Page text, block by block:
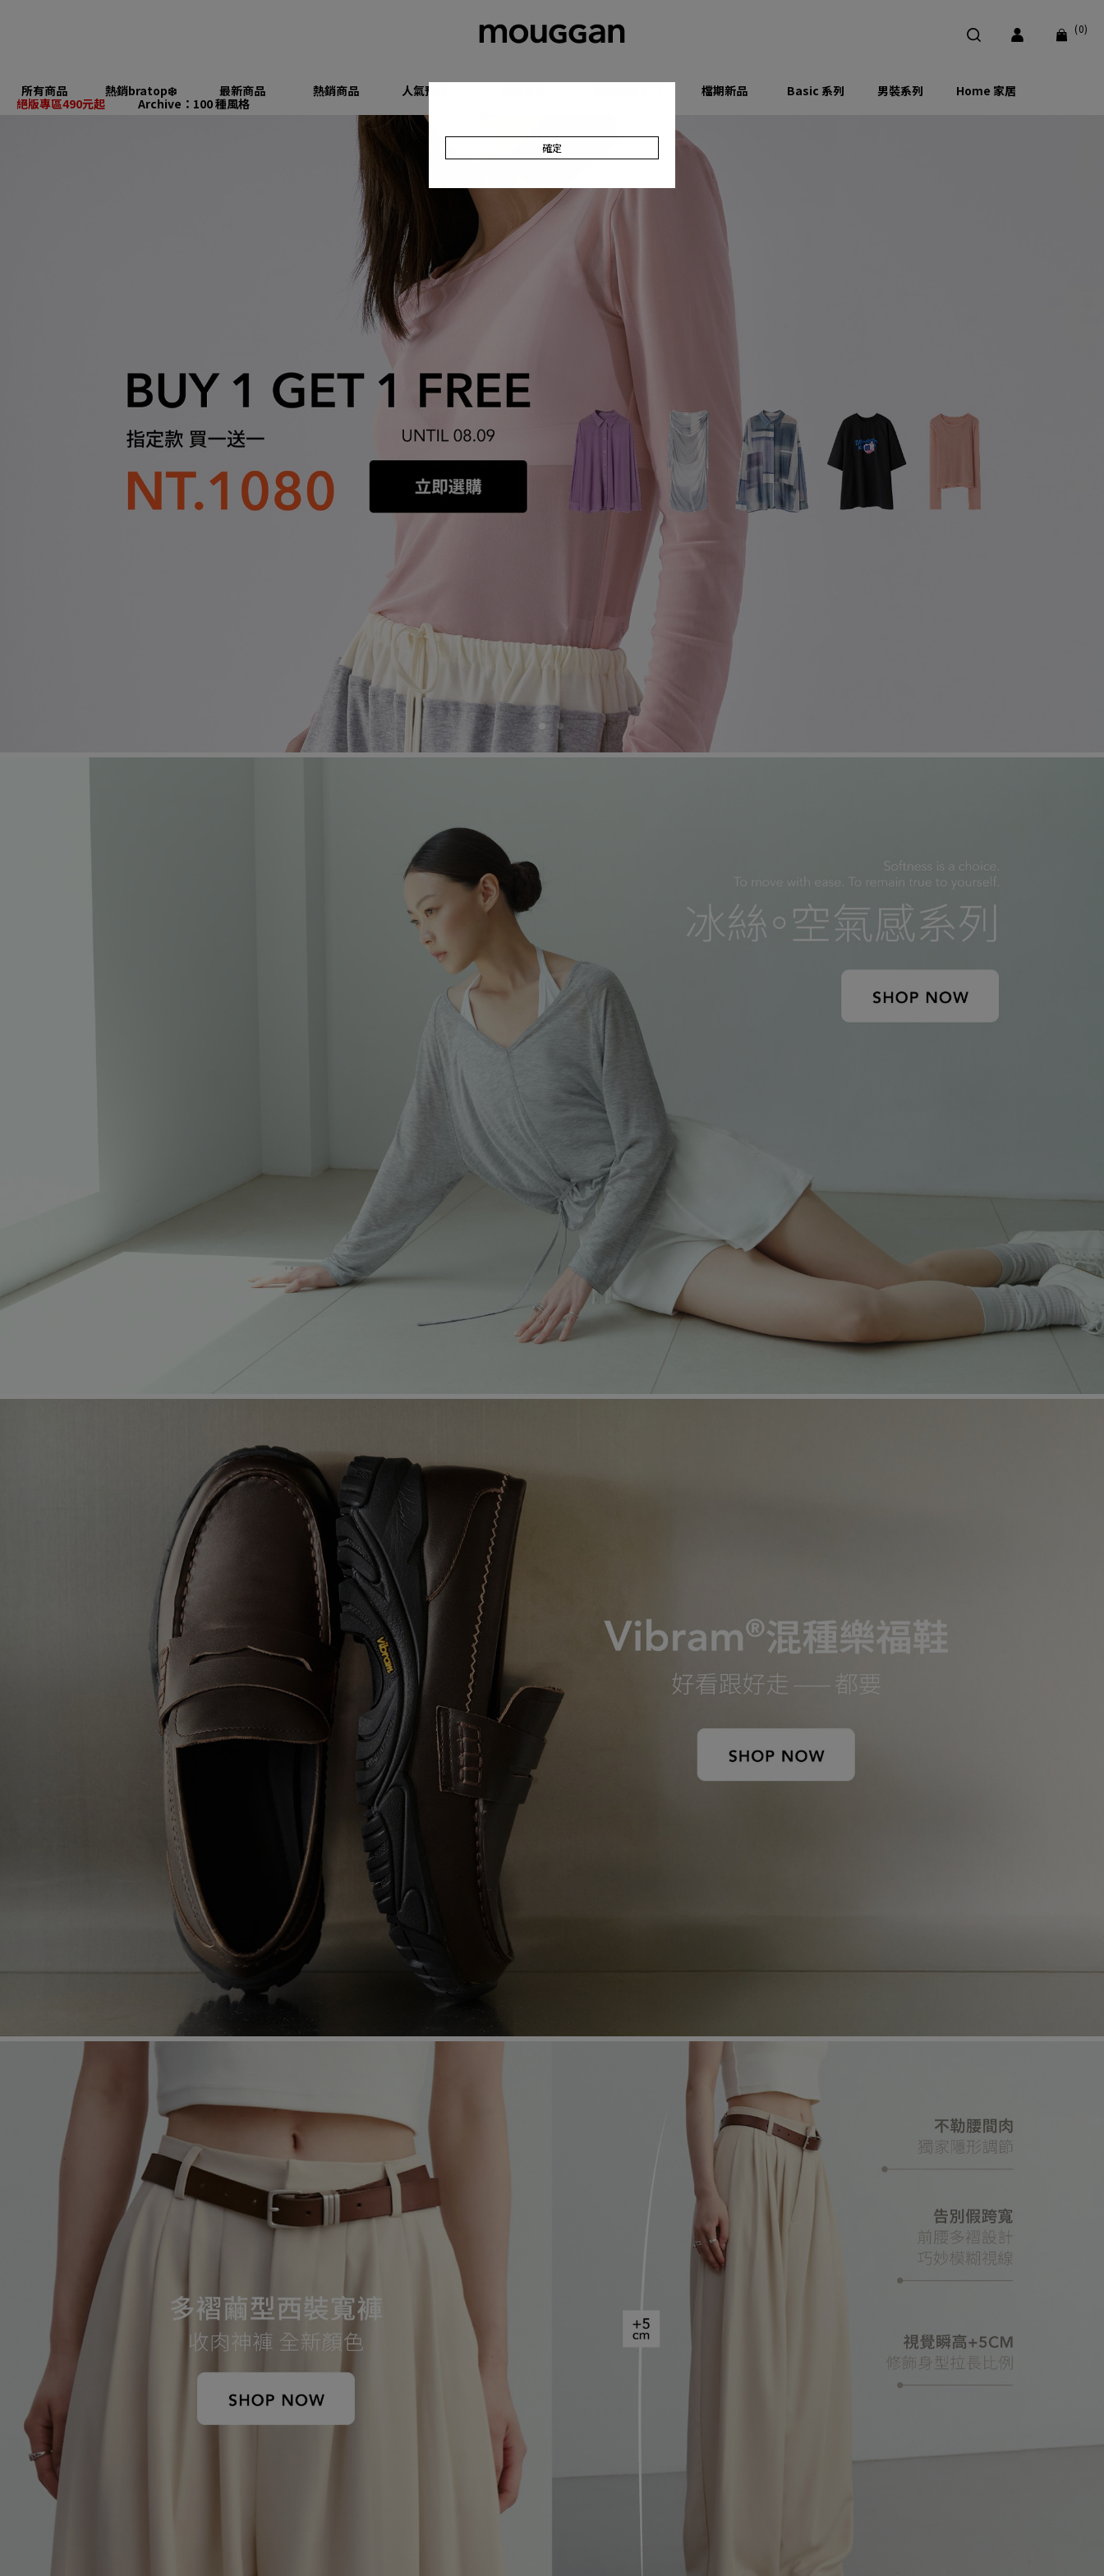
(0)
所有商品 熱銷bratop❄️ 最新商品 熱銷商品 人氣預購 檔期新品 Basic 系列 男裝系列
Home 家居
絕版專區490元起
Archive：100 種風格
確定